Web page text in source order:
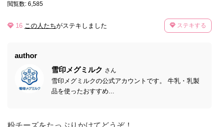
閲覧数: 6,585
16 この人たちがステキしました ステキする
author
雪印メグミルク さん
雪印メグミルクの公式アカウントです。 牛乳・乳製
品を使ったおすすめ...